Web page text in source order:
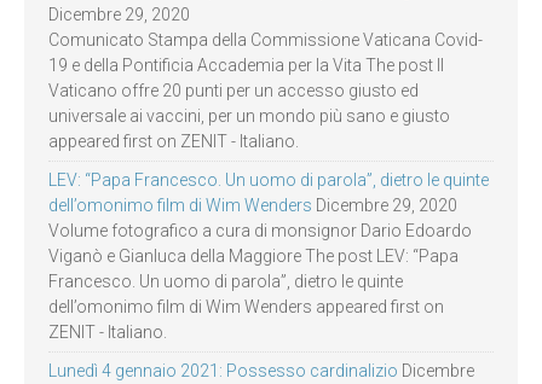
Dicembre 29, 2020
Comunicato Stampa della Commissione Vaticana Covid-
19 e della Pontificia Accademia per la Vita The post Il
Vaticano offre 20 punti per un accesso giusto ed
universale ai vaccini, per un mondo più sano e giusto
appeared first on ZENIT - Italiano.
LEV: “Papa Francesco. Un uomo di parola”, dietro le quinte
dell’omonimo film di Wim Wenders Dicembre 29, 2020
Volume fotografico a cura di monsignor Dario Edoardo
Viganò e Gianluca della Maggiore The post LEV: “Papa
Francesco. Un uomo di parola”, dietro le quinte
dell’omonimo film di Wim Wenders appeared first on
ZENIT - Italiano.
Lunedì 4 gennaio 2021: Possesso cardinalizio Dicembre